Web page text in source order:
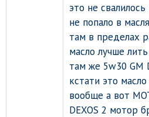
это не
не попало в
там в пределах
масло лучше
там же 5w30 GM
кстати это
вообще а вот
DEXOS 2 мотор